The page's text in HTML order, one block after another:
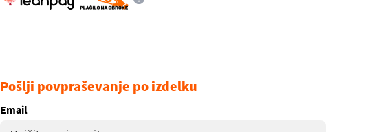
Pošlji povpraševanje po izdelku
Email